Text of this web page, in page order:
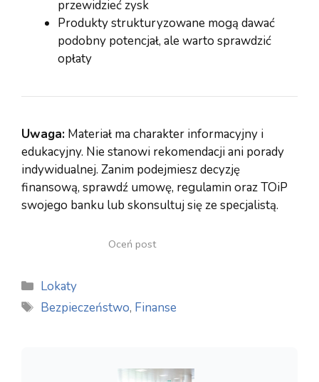
przewidzieć zysk
Produkty strukturyzowane mogą dawać
podobny potencjał, ale warto sprawdzić
opłaty
Uwaga: Materiał ma charakter informacyjny i
edukacyjny. Nie stanowi rekomendacji ani porady
indywidualnej. Zanim podejmiesz decyzję
finansową, sprawdź umowę, regulamin oraz TOiP
swojego banku lub skonsultuj się ze specjalistą.
Oceń post
Kategorie
Lokaty
Tagi
Bezpieczeństwo, Finanse